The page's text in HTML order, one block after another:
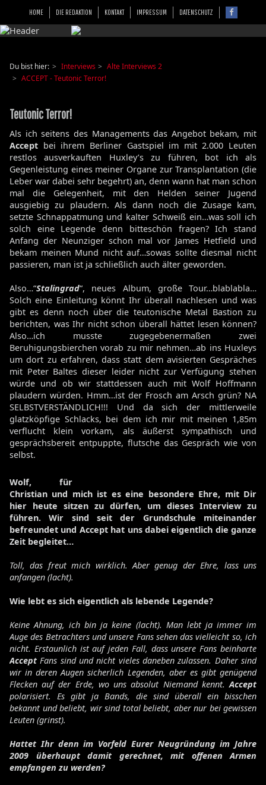
HOME DIE REDAKTION KONTAKT IMPRESSUM DATENSCHUTZ
Du bist hier: Interviews
Alte Interviews 2
ACCEPT - Teutonic Terror!
Teutonic Terror!
Als ich seitens des Managements das Angebot bekam, mit
Accept bei ihrem Berliner Gastspiel im mit 2.000 Leuten
restlos ausverkauften Huxley’s zu führen, bot ich als
Gegenleistung eines meiner Organe zur Transplantation (die
Leber war dabei sehr begehrt) an, denn wann hat man schon
mal die Gelegenheit, mit den Helden seiner Jugend
ausgiebig zu plaudern. Als dann noch die Zusage kam,
setzte Schnappatmung und kalter Schweiß ein…was soll ich
solch eine Legende denn bitteschön fragen? Ich stand
Anfang der Neunziger schon mal vor James Hetfield und
bekam meinen Mund nicht auf…sowas sollte diesmal nicht
passieren, man ist ja schließlich auch älter geworden.
Also…“Stalingrad“, neues Album, große Tour…blablabla…
Solch eine Einleitung könnt Ihr überall nachlesen und was
gibt es denn noch über die teutonische Metal Bastion zu
berichten, was Ihr nicht schon überall hättet lesen können?
Also…ich musste zugegebenermaßen zwei
Beruhigungsbierchen vorab zu mir nehmen…ab ins Huxleys
um dort zu erfahren, dass statt dem avisierten Gespräches
mit Peter Baltes dieser leider nicht zur Verfügung stehen
würde und ob wir stattdessen auch mit Wolf Hoffmann
plaudern würden. Hmm…ist der Frosch am Arsch grün? NA
SELBSTVERSTÄNDLICH!!! Und da sich der mittlerweile
glatzköpfige Schlacks, bei dem ich mir mit meinen 1,85m
verflucht klein vorkam, als äußerst sympathisch und
gesprächsbereit entpuppte, flutsche das Gespräch wie von
selbst.
Wolf, für
Christian und mich ist es eine besondere Ehre, mit Dir
hier heute sitzen zu dürfen, um dieses Interview zu
führen. Wir sind seit der Grundschule miteinander
befreundet und Accept hat uns dabei eigentlich die ganze
Zeit begleitet…
Toll, das freut mich wirklich. Aber genug der Ehre, lass uns
anfangen (lacht).
Wie lebt es sich eigentlich als lebende Legende?
Keine Ahnung, ich bin ja keine (lacht). Man lebt ja immer im
Auge des Betrachters und unsere Fans sehen das vielleicht so, ich
nicht. Erstaunlich ist auf jeden Fall, dass unsere Fans beinharte
Accept Fans sind und nicht vieles daneben zulassen. Daher sind
wir in deren Augen sicherlich Legenden, aber es gibt genügend
Flecken auf der Erde, wo uns absolut Niemand kennt.Accept
polarisiert. Es gibt ja Bands, die sind überall ein bisschen
bekannt und beliebt, wir sind total beliebt, aber nur bei gewissen
Leuten (grinst).
Hattet Ihr denn im Vorfeld Eurer Neugründung im Jahre
2009 überhaupt damit gerechnet, mit offenen Armen
empfangen zu werden?